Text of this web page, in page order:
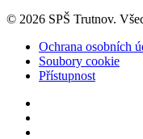
© 2026 SPŠ Trutnov.
Ochrana osobních
Soubory cookie
Přístupnost